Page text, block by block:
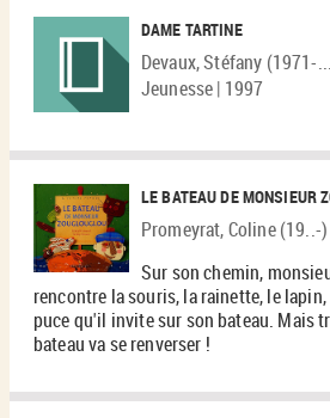
DAME TARTINE
Devaux, Stéfany (1971-
Jeunesse | 1997
LE BATEAU DE MONSIEUR
Promeyrat, Coline (19..-
Sur son chemin,
rencontre la souris, la rainette, le
puce qu'il invite sur son bateau. Mais
bateau va se renverser !